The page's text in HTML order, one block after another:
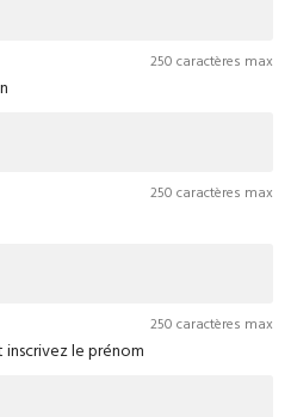
250 caractères max
250 caractères max
250 caractères max
le prénom